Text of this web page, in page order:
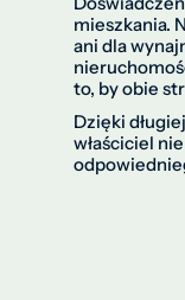
mieszkania.
ani dla
to, by obie
Dzięki
właściciel